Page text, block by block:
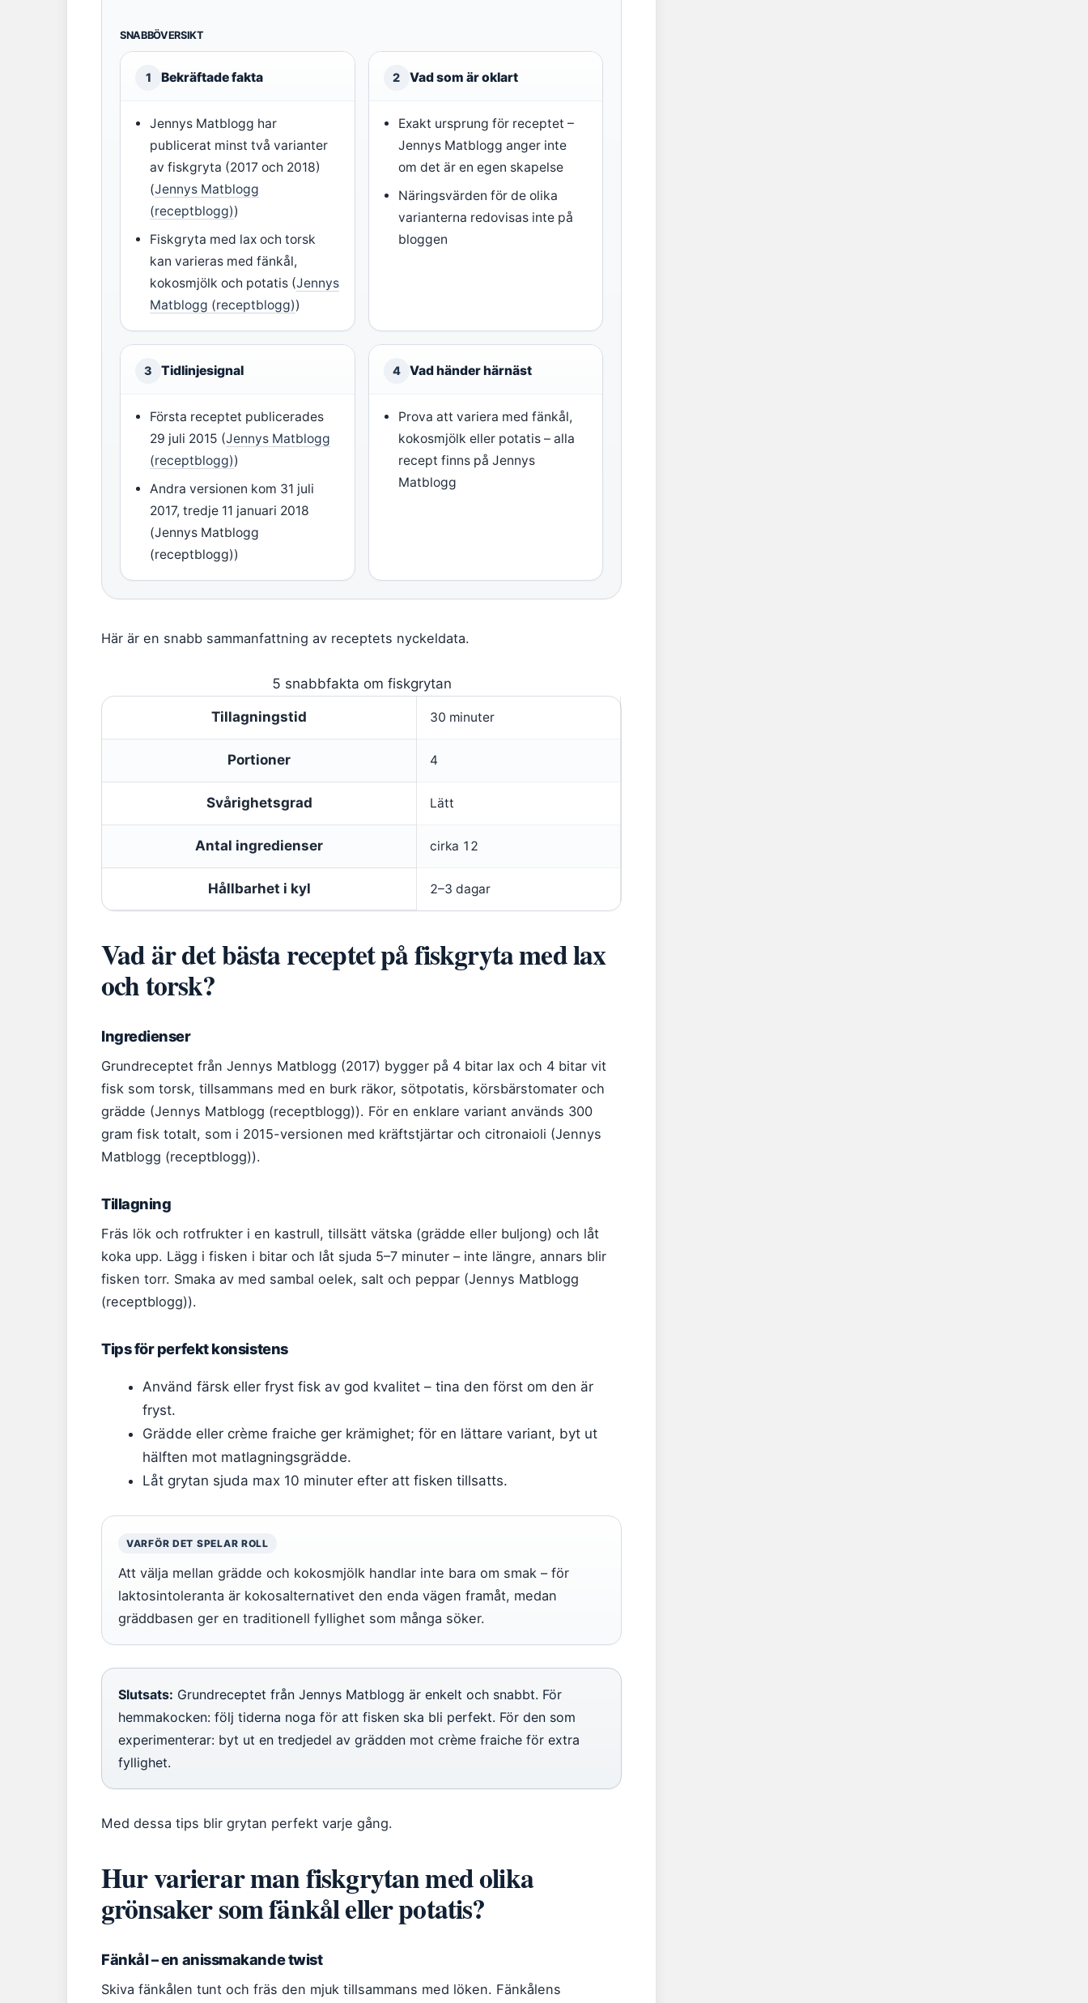
SNABBÖVERSIKT
1 Bekräftade fakta
Jennys Matblogg har
publicerat minst två varianter
av fiskgryta (2017 och 2018)
(Jennys Matblogg
(receptblogg))
Fiskgryta med lax och torsk
kan varieras med fänkål,
kokosmjölk och potatis (Jennys
Matblogg (receptblogg))
2 Vad som är oklart
Exakt ursprung för receptet –
Jennys Matblogg anger inte
om det är en egen skapelse
Näringsvärden för de olika
varianterna redovisas inte på
bloggen
3 Tidlinjesignal
Första receptet publicerades
29 juli 2015 (Jennys Matblogg
(receptblogg))
Andra versionen kom 31 juli
2017, tredje 11 januari 2018
(Jennys Matblogg
(receptblogg))
4 Vad händer härnäst
Prova att variera med fänkål,
kokosmjölk eller potatis – alla
recept finns på Jennys
Matblogg
Här är en snabb sammanfattning av receptets nyckeldata.
5 snabbfakta om fiskgrytan
Tillagningstid 30 minuter
Portioner 4
Svårighetsgrad Lätt
Antal ingredienser cirka 12
Hållbarhet i kyl 2–3 dagar
Vad är det bästa receptet på fiskgryta med lax
och torsk?
Ingredienser
Grundreceptet från Jennys Matblogg (2017) bygger på 4 bitar lax och 4 bitar vit
fisk som torsk, tillsammans med en burk räkor, sötpotatis, körsbärstomater och
grädde (Jennys Matblogg (receptblogg)). För en enklare variant används 300
gram fisk totalt, som i 2015-versionen med kräftstjärtar och citronaioli (Jennys
Matblogg (receptblogg)).
Tillagning
Fräs lök och rotfrukter i en kastrull, tillsätt vätska (grädde eller buljong) och låt
koka upp. Lägg i fisken i bitar och låt sjuda 5–7 minuter – inte längre, annars blir
fisken torr. Smaka av med sambal oelek, salt och peppar (Jennys Matblogg
(receptblogg)).
Tips för perfekt konsistens
Använd färsk eller fryst fisk av god kvalitet – tina den först om den är
fryst.
Grädde eller crème fraiche ger krämighet; för en lättare variant, byt ut
hälften mot matlagningsgrädde.
Låt grytan sjuda max 10 minuter efter att fisken tillsatts.
VARFÖR DET SPELAR ROLL
Att välja mellan grädde och kokosmjölk handlar inte bara om smak – för
laktosintoleranta är kokosalternativet den enda vägen framåt, medan
gräddbasen ger en traditionell fyllighet som många söker.
Slutsats: Grundreceptet från Jennys Matblogg är enkelt och snabbt. För
hemmakocken: följ tiderna noga för att fisken ska bli perfekt. För den som
experimenterar: byt ut en tredjedel av grädden mot crème fraiche för extra
fyllighet.
Med dessa tips blir grytan perfekt varje gång.
Hur varierar man fiskgrytan med olika
grönsaker som fänkål eller potatis?
Fänkål – en anissmakande twist
Skiva fänkålen tunt och fräs den mjuk tillsammans med löken. Fänkålens